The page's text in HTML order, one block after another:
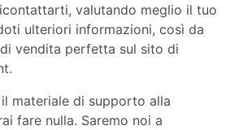
valutando meglio il tuo
ulteriori informazioni, così da
vendita perfetta sul sito di
materiale di supporto alla
fare nulla. Saremo noi a